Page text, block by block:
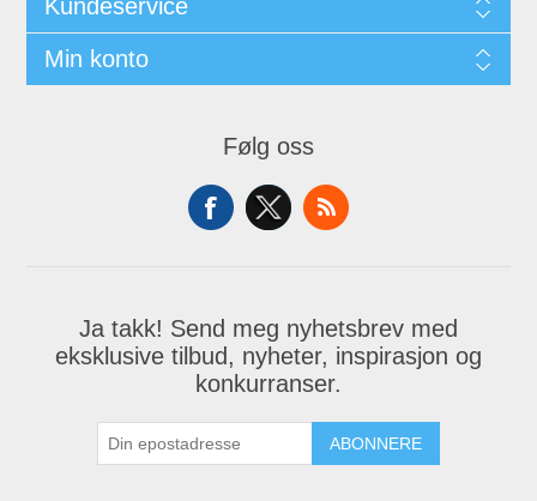
Kundeservice
Min konto
Følg oss
Ja takk! Send meg nyhetsbrev med
eksklusive tilbud, nyheter, inspirasjon og
konkurranser.
ABONNERE